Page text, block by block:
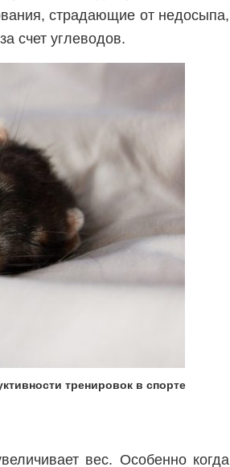
страдающие от недосыпа,
счет углеводов.
тренировок в спорте
вес. Особенно когда